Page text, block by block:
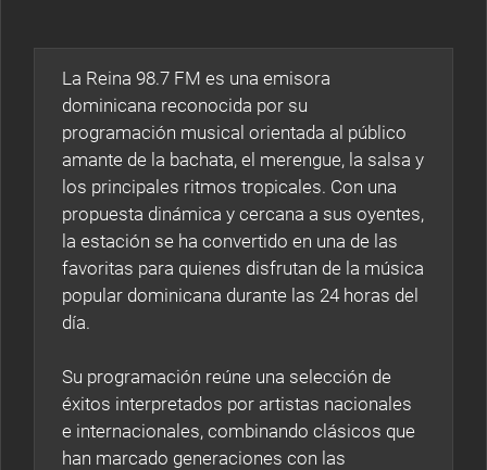
La Reina 98.7 FM es una emisora
dominicana reconocida por su
programación musical orientada al público
amante de la bachata, el merengue, la salsa y
los principales ritmos tropicales. Con una
propuesta dinámica y cercana a sus oyentes,
la estación se ha convertido en una de las
favoritas para quienes disfrutan de la música
popular dominicana durante las 24 horas del
día.
Su programación reúne una selección de
éxitos interpretados por artistas nacionales
e internacionales, combinando clásicos que
han marcado generaciones con las